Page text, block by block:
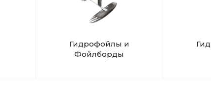
Гидрофойлы и
Фойлборды